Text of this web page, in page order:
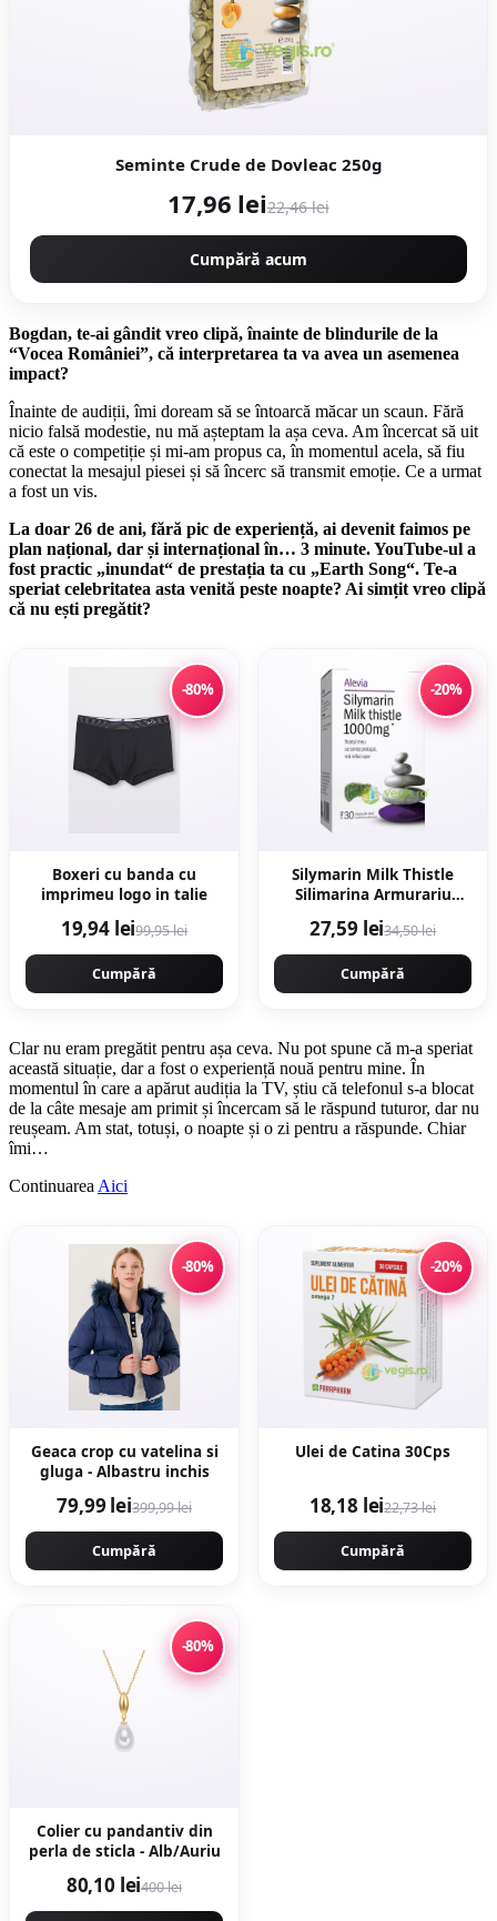
Seminte Crude de Dovleac 250g
17,96 lei22,46 lei
Cumpără acum
Bogdan, te-ai gândit vreo clipă, înainte de blindurile de la
“Vocea României”, că interpretarea ta va avea un asemenea
impact?
Înainte de audiții, îmi doream să se în­toarcă măcar un scaun. Fără
nicio falsă modestie, nu mă așteptam la așa ceva. Am încercat să uit
că este o competiție și mi-am propus ca, în momentul acela, să fiu
conectat la mesajul piesei și să încerc să transmit emoție. Ce a urmat
a fost un vis.
La doar 26 de ani, fără pic de experiență, ai devenit faimos pe
plan național, dar și internațional în… 3 minute. YouTube-ul a
fost practic „inundat“ de prestația ta cu „Earth Song“. Te-a
speriat celebri­tatea asta venită peste noapte? Ai simțit vreo clipă
că nu ești pregătit?
-80%
Boxeri cu banda cu
imprimeu logo in talie
19,94 lei99,95 lei
Cumpără
-20%
Silymarin Milk Thistle
Silimarina Armurariu
27,59 lei34,50 lei
Cumpără
Clar nu eram pregătit pentru așa ceva. Nu pot spune că m-a speriat
această situație, dar a fost o experiență nouă pentru mine. În
momentul în care a apărut audiția la TV, știu că telefonul s-a blocat
de la câte mesaje am primit și încercam să le răs­pund tuturor, dar nu
reușeam. Am stat, totuși, o noapte și o zi pentru a răspunde. Chiar
îmi…
Continuarea Aici
-80%
Geaca crop cu vatelina si
gluga - Albastru inchis
79,99 lei399,99 lei
Cumpără
-20%
Ulei de Catina 30Cps
18,18 lei22,73 lei
Cumpără
-80%
Colier cu pandantiv din
perla de sticla - Alb/Auriu
80,10 lei400 lei